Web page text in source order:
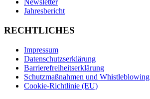
Newsletter
Jahresbericht
RECHTLICHES
Impressum
Datenschutzserklärung
Barrierefreiheitserklärung
Schutzmaßnahmen und Whistleblowing
Cookie-Richtlinie (EU)